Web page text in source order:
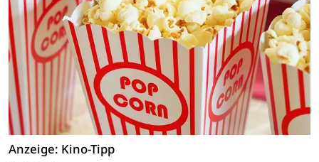
Anzeige: Kino-Tipp